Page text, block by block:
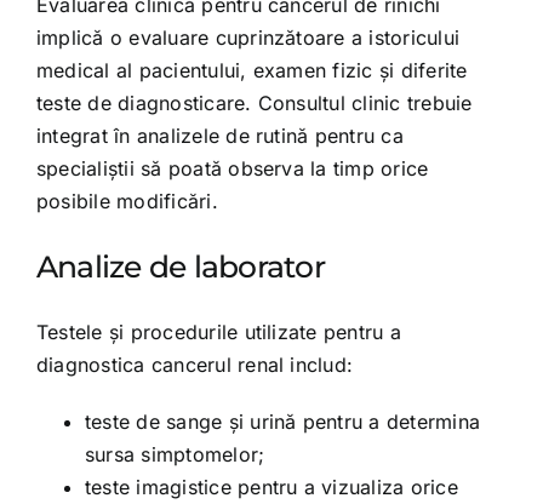
Evaluarea clinică pentru cancerul de rinichi
implică o evaluare cuprinzătoare a istoricului
medical al pacientului, examen fizic și diferite
teste de diagnosticare. Consultul clinic trebuie
integrat în analizele de rutină pentru ca
specialiștii să poată observa la timp orice
posibile modificări.
Analize de laborator
Testele și procedurile utilizate pentru a
diagnostica cancerul renal includ:
teste de sange și urină pentru a determina
sursa simptomelor;
teste imagistice pentru a vizualiza orice